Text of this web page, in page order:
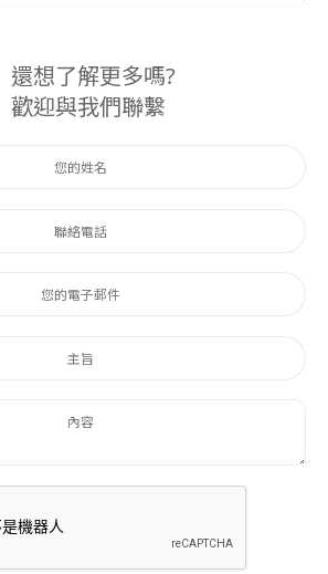
還想了解更多嗎?
歡迎與我們聯繫